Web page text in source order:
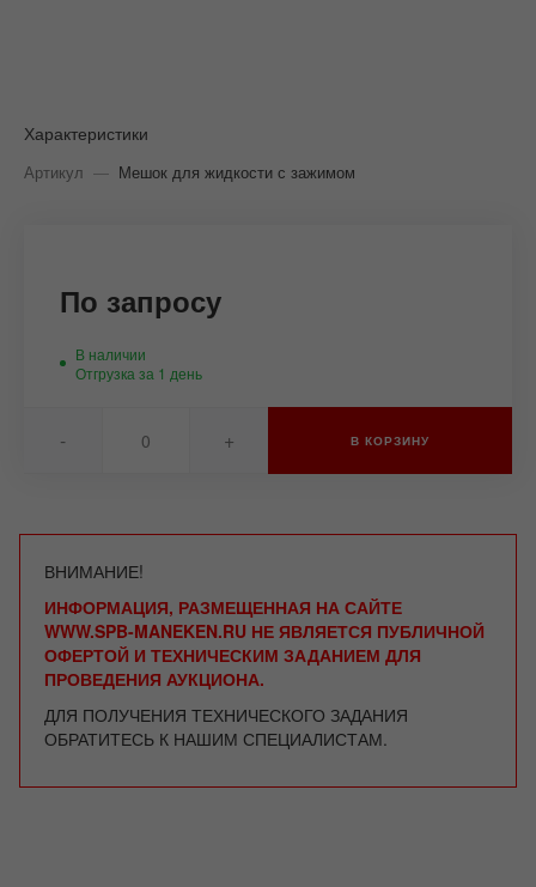
Характеристики
Артикул — Мешок для жидкости с зажимом
По запросу
В наличии
Отгрузка за 1 день
- + В КОРЗИНУ
ВНИМАНИЕ!
ИНФОРМАЦИЯ, РАЗМЕЩЕННАЯ НА САЙТЕ
WWW.SPB-MANEKEN.RU НЕ ЯВЛЯЕТСЯ ПУБЛИЧНОЙ
ОФЕРТОЙ И ТЕХНИЧЕСКИМ ЗАДАНИЕМ ДЛЯ
ПРОВЕДЕНИЯ АУКЦИОНА.
ДЛЯ ПОЛУЧЕНИЯ ТЕХНИЧЕСКОГО ЗАДАНИЯ
ОБРАТИТЕСЬ К НАШИМ СПЕЦИАЛИСТАМ.